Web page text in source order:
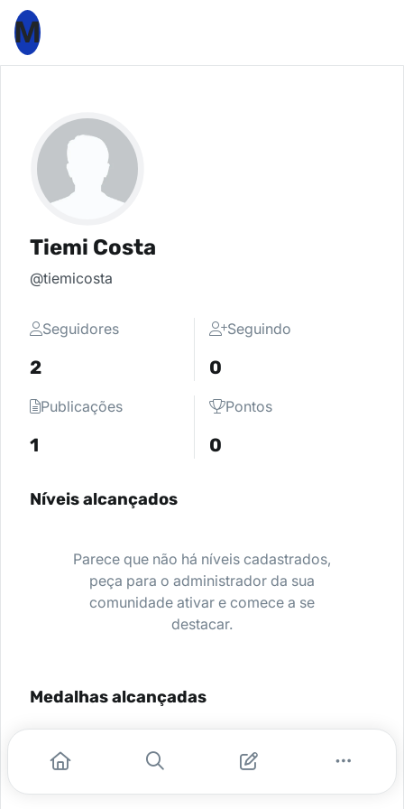
M
Tiemi Costa
@tiemicosta
Seguidores
2
Seguindo
0
Publicações
1
Pontos
0
Níveis alcançados
Parece que não há níveis cadastrados,
peça para o administrador da sua
comunidade ativar e comece a se
destacar.
Medalhas alcançadas
Nenhuma medalha encontrada